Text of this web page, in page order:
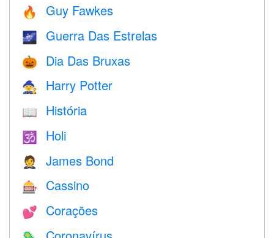
🔥 Guy Fawkes
🌌 Guerra Das Estrelas
🎃 Dia Das Bruxas
🧙 Harry Potter
📖 História
🕉 Holi
🤵 James Bond
🎰 Cassino
💕 Corações